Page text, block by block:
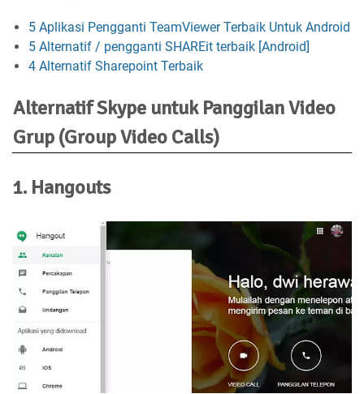
5 Aplikasi Pengganti TeamViewer Terbaik Untuk Android
5 Alternatif / pengganti SHAREit terbaik [Android]
4 Alternatif Sharepoint Terbaik
Alternatif Skype untuk Panggilan Video
Grup (Group Video Calls)
1. Hangouts